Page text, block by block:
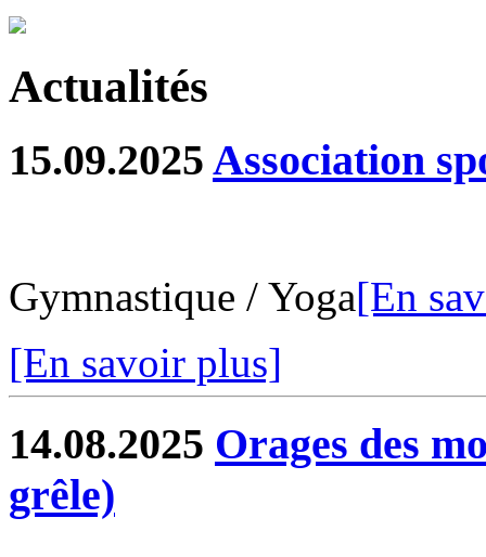
Actualités
15.09.2025 Association
Gymnastique / Yoga[En
[En savoir plus]
14.08.2025 Orages des
grêle)